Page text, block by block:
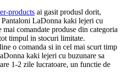
products ai gasit produsl dorit,
LaDonna kaki lejeri cu
comandate produse din categoria
timpul in stocuri limitate.
o comanda si in cel mai scurt timp
kaki lejeri cu buzunare sa
1-2 zile lucratoare, un functie de